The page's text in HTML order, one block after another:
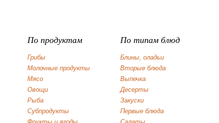
По продуктам
Грибы
Молочные продукты
Мясо
Овощи
Рыба
Субпродукты
По типам блюд
Блины, оладьи
Вторые блюда
Выпечка
Десерты
Закуски
Первые блюда